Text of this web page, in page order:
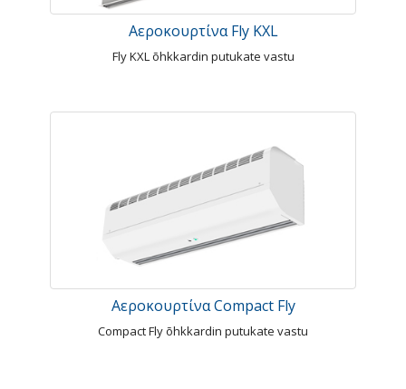
Αεροκουρτίνα Fly KXL
Fly KXL õhkkardin putukate vastu
Αεροκουρτίνα Compact Fly
Compact Fly õhkkardin putukate vastu